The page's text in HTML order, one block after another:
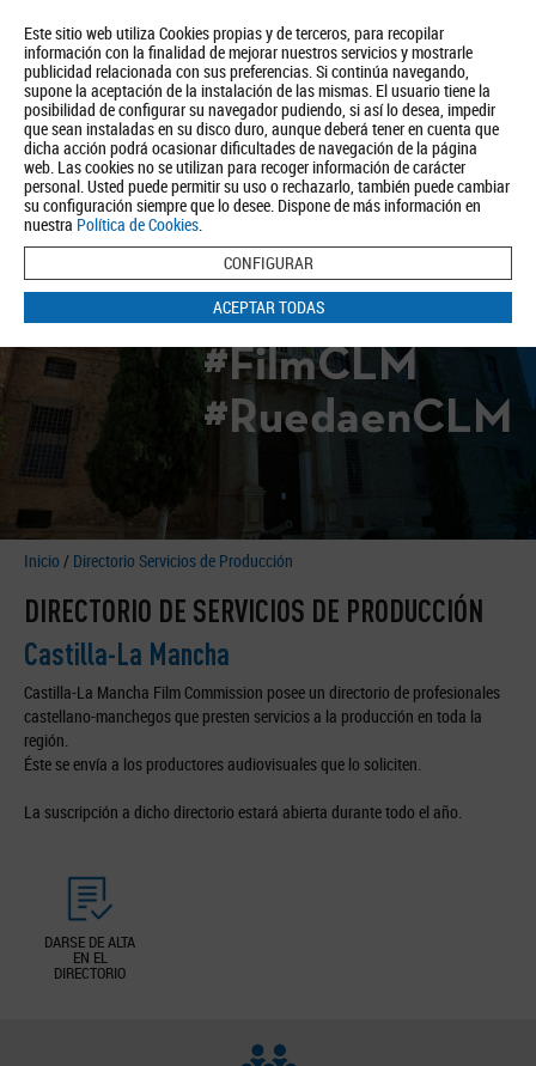
Este sitio web utiliza Cookies propias y de terceros, para recopilar
información con la finalidad de mejorar nuestros servicios y mostrarle
publicidad relacionada con sus preferencias. Si continúa navegando,
supone la aceptación de la instalación de las mismas. El usuario tiene la
posibilidad de configurar su navegador pudiendo, si así lo desea, impedir
que sean instaladas en su disco duro, aunque deberá tener en cuenta que
dicha acción podrá ocasionar dificultades de navegación de la página
web. Las cookies no se utilizan para recoger información de carácter
personal. Usted puede permitir su uso o rechazarlo, también puede cambiar
su configuración siempre que lo desee. Dispone de más información en
nuestra Política de Cookies.
CONFIGURAR
ACEPTAR TODAS
Quiénes somos Turismo Política de Privacidad Aviso Legal
Política de Cookies
BUSCAR
#FilmCLM
#RuedaenCLM
Inicio / Directorio Servicios de Producción
DIRECTORIO DE SERVICIOS DE PRODUCCIÓN
Castilla-La Mancha
Castilla-La Mancha Film Commission posee un directorio de profesionales
castellano-manchegos que presten servicios a la producción en toda la
región.
Éste se envía a los productores audiovisuales que lo soliciten.
La suscripción a dicho directorio estará abierta durante todo el año.
DARSE DE ALTA
EN EL
DIRECTORIO